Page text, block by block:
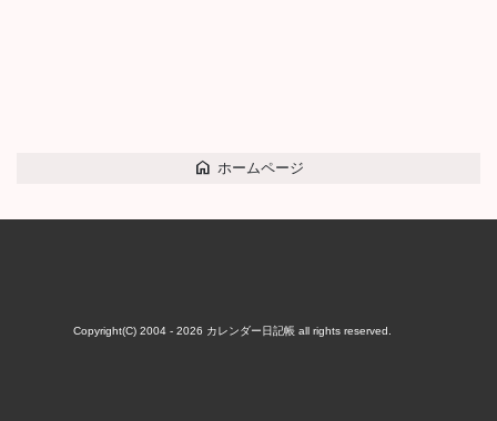
home ホームページ
Copyright(C) 2004 - 2026 カレンダー日記帳all rights reserved.